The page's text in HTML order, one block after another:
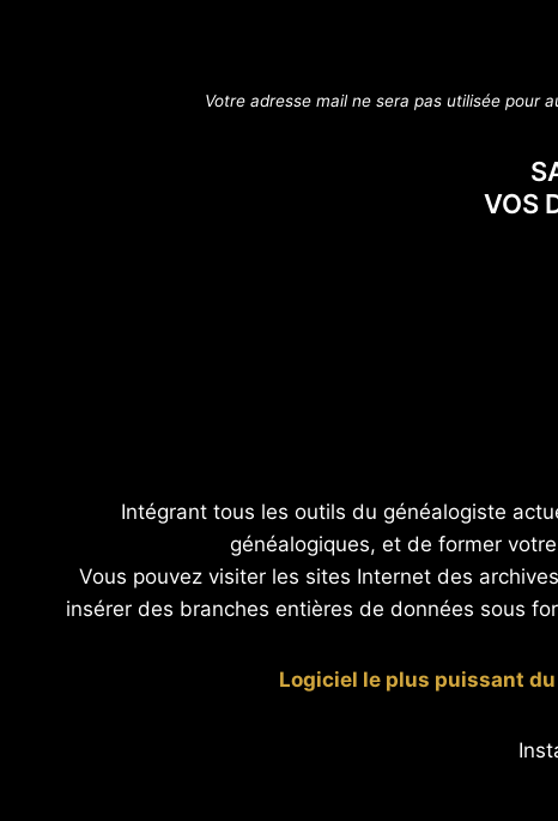
Votre adresse mail ne sera pas utilisée pour
VOS
Intégrant tous les outils du généalogiste
généalogiques, et de former
Vous pouvez visiter les sites Internet des
insérer des branches entières de données sous
Logiciel le plus puissant